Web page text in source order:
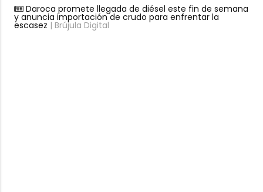
Daroca promete llegada de diésel este fin de semana
y anuncia importación de crudo para enfrentar la
escasez | Brújula Digital